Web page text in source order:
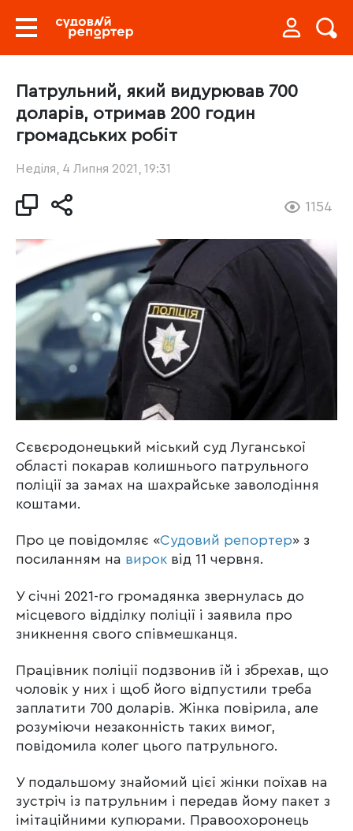
Патрульний, який видурював 700
доларів, отримав 200 годин
громадських робіт
Неділя, 4 Липня 2021, 19:31
1154
Сєвєродонецький міський суд Луганської
області покарав колишнього патрульного
поліції за замах на шахрайське заволодіння
коштами.
Про це повідомляє «Судовий репортер» з
посиланням на вирок від 11 червня.
У січні 2021-го громадянка звернулась до
місцевого відділку поліції і заявила про
зникнення свого співмешканця.
Працівник поліції подзвонив їй і збрехав, що
чоловік у них і щоб його відпустили треба
заплатити 700 доларів. Жінка повірила, але
розуміючи незаконність таких вимог,
повідомила колег цього патрульного.
У подальшому знайомий цієї жінки поїхав на
зустріч із патрульним і передав йому пакет з
імітаційними купюрами. Правоохоронець